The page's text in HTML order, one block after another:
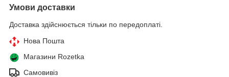
Умови доставки
Доставка здійснюється тільки по передоплаті.
Нова Пошта
Магазини Rozetka
Самовивіз